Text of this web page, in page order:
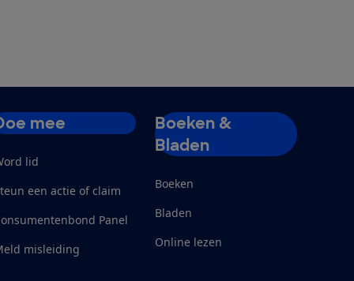
mee
lid
een actie of claim
Panel
misleiding
Boeken &
Bladen
Boeken
Bladen
Online lezen